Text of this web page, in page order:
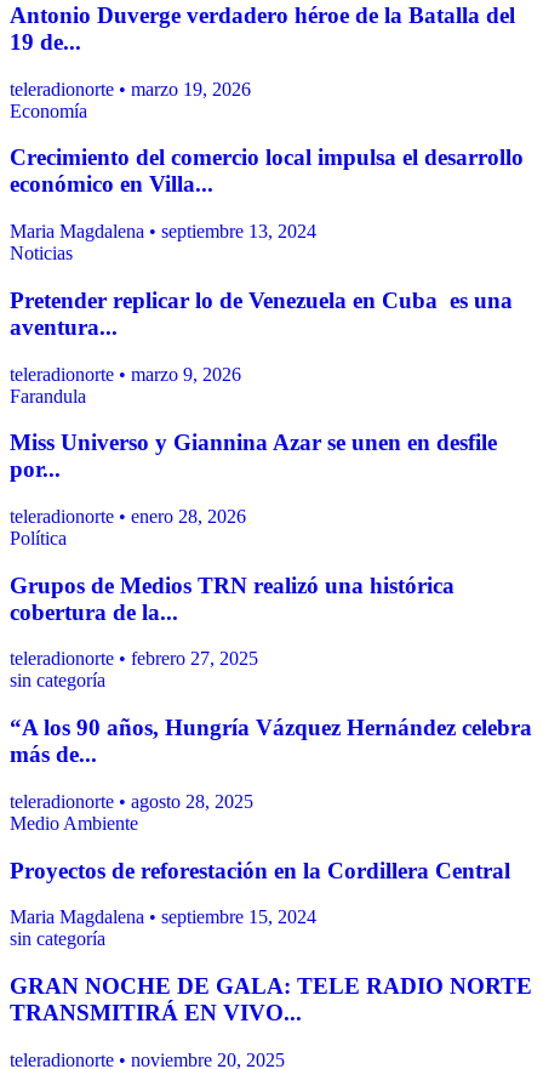
Antonio Duverge verdadero héroe de la Batalla del
19 de...
teleradionorte • marzo 19, 2026
Economía
Crecimiento del comercio local impulsa el desarrollo
económico en Villa...
Maria Magdalena • septiembre 13, 2024
Noticias
Pretender replicar lo de Venezuela en Cuba es una
aventura...
teleradionorte • marzo 9, 2026
Farandula
Miss Universo y Giannina Azar se unen en desfile
por...
teleradionorte • enero 28, 2026
Política
Grupos de Medios TRN realizó una histórica
cobertura de la...
teleradionorte • febrero 27, 2025
sin categoría
“A los 90 años, Hungría Vázquez Hernández celebra
más de...
teleradionorte • agosto 28, 2025
Medio Ambiente
Proyectos de reforestación en la Cordillera Central
Maria Magdalena • septiembre 15, 2024
sin categoría
GRAN NOCHE DE GALA: TELE RADIO NORTE
TRANSMITIRÁ EN VIVO...
teleradionorte • noviembre 20, 2025